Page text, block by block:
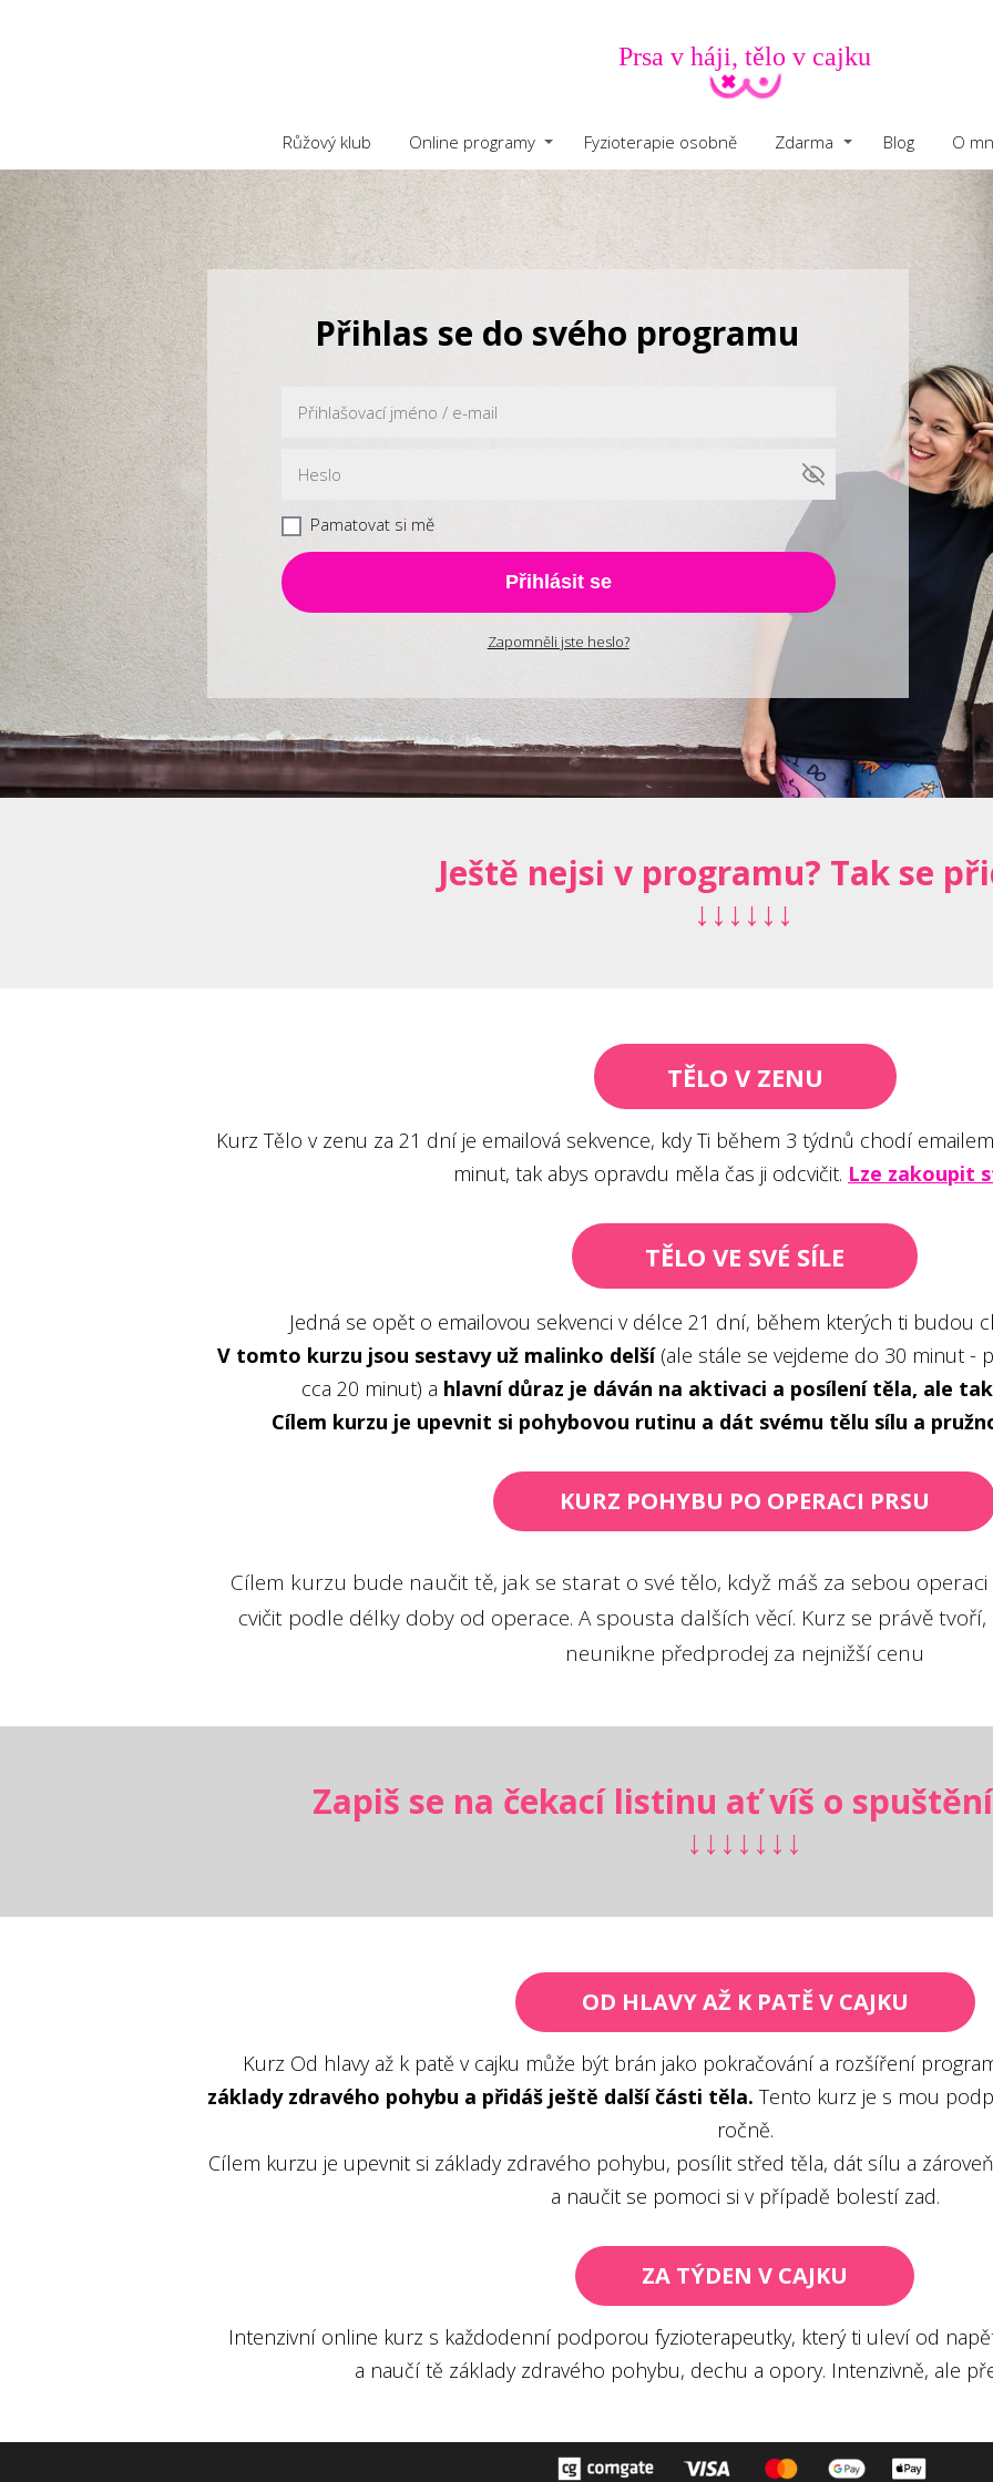
Prsa v háji, tělo v cajku
Růžový klub Online programy Fyzioterapie osobně Zdarma Blog O
Přihlas se do svého programu
Pamatovat si mě
Přihlásit se
Zapomněli jste heslo?
Ještě nejsi v programu? Tak se
↓↓↓↓↓↓
TĚLO V ZENU
Kurz Tělo v zenu za 21 dní je emailová sekvence, kdy Ti během 3 týdnů chodí
minut, tak abys opravdu měla čas ji odcvičit. Lze zakoupit
TĚLO VE SVÉ SÍLE
Jedná se opět o emailovou sekvenci v délce 21 dní, během kterých ti budou
V tomto kurzu jsou sestavy už malinko delší(ale stále se vejdeme do 30 minut -
cca 20 minut) a hlavní důraz je dáván na aktivaci a posílení těla, ale
Cílem kurzu je upevnit si pohybovou rutinu a dát svému tělu sílu a
KURZ POHYBU PO OPERACI PRSU
Cílem kurzu bude naučit tě, jak se starat o své tělo, když máš za sebou operaci
cvičit podle délky doby od operace. A spousta dalších věcí. Kurz se právě
neunikne předprodej za nejnižší cenu
Zapiš se na čekací listinu ať víš o
↓↓↓↓↓↓↓
OD HLAVY AŽ K PATĚ V CAJKU
Kurz Od hlavy až k patě v cajku může být brán jako pokračování a rozšíření
základy zdravého pohybu a přidáš ještě další části těla. Tento kurz je s mou
ročně.
Cílem kurzu je upevnit si základy zdravého pohybu, posílit střed těla, dát sílu a
a naučit se pomoci si v případě bolestí zad.
ZA TÝDEN V CAJKU
Intenzivní online kurz s každodenní podporou fyzioterapeutky, který ti uleví od
a naučí tě základy zdravého pohybu, dechu a opory. Intenzivně, ale